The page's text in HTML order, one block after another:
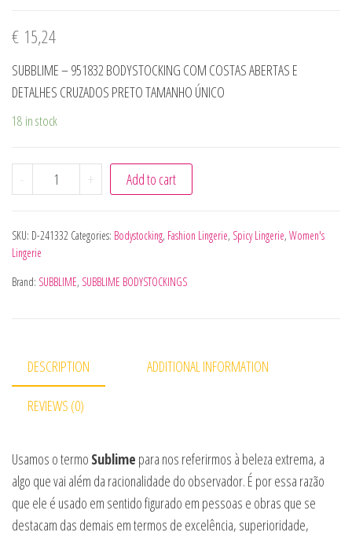
€ 15,24
SUBBLIME – 951832 BODYSTOCKING COM COSTAS ABERTAS E
DETALHES CRUZADOS PRETO TAMANHO ÚNICO
18 in stock
- SUBBLIME - 951832 BODYSTOCKING COM COSTAS
+ Add to cart
SKU: D-241332 Categories: Bodystocking, Fashion Lingerie, Spicy Lingerie, Women's
Lingerie
Brand: SUBBLIME, SUBBLIME BODYSTOCKINGS
DESCRIPTION ADDITIONAL INFORMATION
REVIEWS (0)
Usamos o termo Sublime para nos referirmos à beleza extrema, a
algo que vai além da racionalidade do observador. É por essa razão
que ele é usado em sentido figurado em pessoas e obras que se
destacam das demais em termos de excelência, superioridade,